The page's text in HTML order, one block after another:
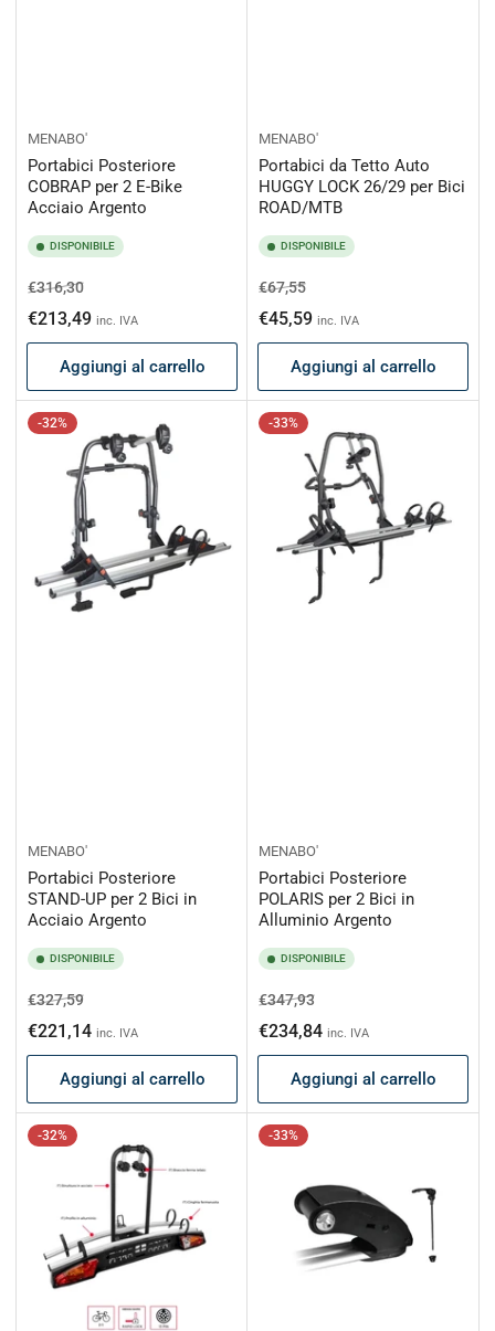
MENABO'
Portabici Posteriore
COBRAP per 2 E-Bike
Acciaio Argento
DISPONIBILE
Prezzo
di
listino
€316,30Prezzo
scontato
€213,49 inc. IVA
Aggiungi al carrello
MENABO'
Portabici da Tetto Auto
HUGGY LOCK 26/29 per Bici
ROAD/MTB
DISPONIBILE
Prezzo
di
listino
€67,55Prezzo
scontato
€45,59 inc. IVA
Aggiungi al carrello
-32%
MENABO'
Portabici Posteriore
STAND-UP per 2 Bici in
Acciaio Argento
DISPONIBILE
Prezzo
di
listino
€327,59Prezzo
scontato
€221,14 inc. IVA
Aggiungi al carrello
-33%
MENABO'
Portabici Posteriore
POLARIS per 2 Bici in
Alluminio Argento
DISPONIBILE
Prezzo
di
listino
€347,93Prezzo
scontato
€234,84 inc. IVA
Aggiungi al carrello
-32% -33%